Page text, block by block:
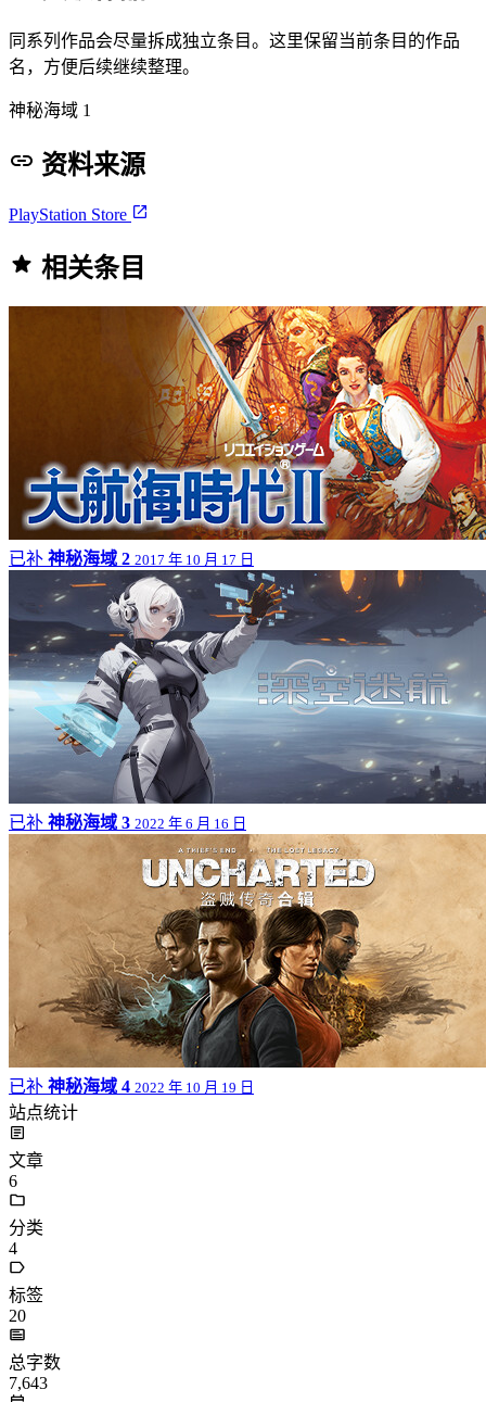
同系列作品会尽量拆成独立条目。这里保留当前条目的作品
名，方便后续继续整理。
神秘海域 1
资料来源
PlayStation Store
相关条目
已补 神秘海域 2 2017 年 10 月 17 日
已补 神秘海域 3 2022 年 6 月 16 日
已补 神秘海域 4 2022 年 10 月 19 日
站点统计
文章
6
分类
4
标签
20
总字数
7,643